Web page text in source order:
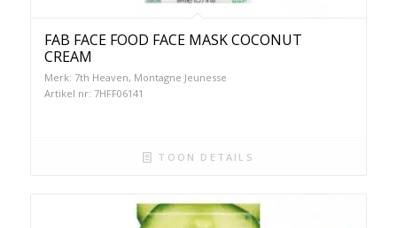
FAB FACE FOOD FACE MASK COCONUT
CREAM
Merk: 7th Heaven, Montagne Jeunesse
Artikel nr: 7HFF06141
TOON DETAILS